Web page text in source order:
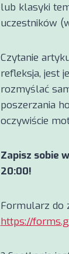
lub klasyki
uczestników
Czytanie
refleksja, jest
rozmyślać
poszerzania
oczywiście
Zapisz sobie
20:00!
Formularz do
https://